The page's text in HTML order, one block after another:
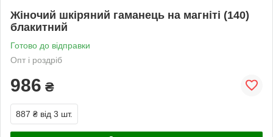
Жіночий шкіряний гаманець на магніті (140)
блакитний
Готово до відправки
Опт і роздріб
986 ₴
887 ₴ від 3 шт.